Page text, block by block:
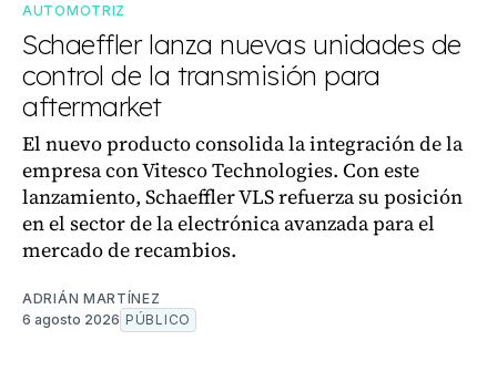
AUTOMOTRIZ
Schaeffler lanza nuevas unidades de
control de la transmisión para
aftermarket
El nuevo producto consolida la integración de la
empresa con Vitesco Technologies. Con este
lanzamiento, Schaeffler VLS refuerza su posición
en el sector de la electrónica avanzada para el
mercado de recambios.
ADRIÁN MARTÍNEZ
6 agosto 2026 PÚBLICO